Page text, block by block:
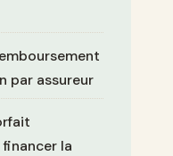
par assureur
la